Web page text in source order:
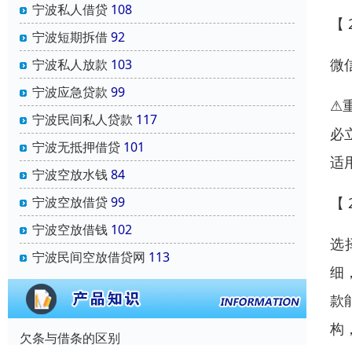
宁波私人借贷 108
宁波短期拆借92
宁波私人放款 103
宁波应急贷款 99
宁波民间私人贷款 117
宁波无抵押借贷 101
宁波空放水钱84
宁波空放借贷99
宁波空放借钱 102
宁波民间空放借贷网 113
欠条与借条的区别
微
⚠
必
适
选
细
款
构